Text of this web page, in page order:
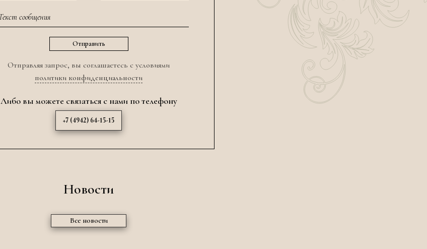
Отправляя запрос, вы соглашаетесь с условиями
политики конфиденциальности
Либо вы можете связаться с нами по телефону
+7 (4942) 64-15-15
Новости
Все новости